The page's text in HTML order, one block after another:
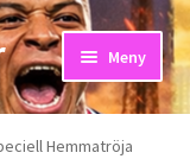
Meny
Hemmatröja